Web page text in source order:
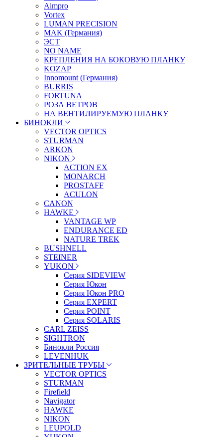
Aimpro
Vortex
LUMAN PRECISION
MAK (Германия)
ЭСТ
NO NAME
КРЕПЛЕНИЯ НА БОКОВУЮ ПЛАНКУ
KOZAP
Innomount (Германия)
BURRIS
FORTUNA
РОЗА ВЕТРОВ
НА ВЕНТИЛИРУЕМУЮ ПЛАНКУ
БИНОКЛИ
VECTOR OPTICS
STURMAN
ARKON
NIKON
ACTION EX
MONARCH
PROSTAFF
ACULON
CANON
HAWKE
VANTAGE WP
ENDURANCE ED
NATURE TREK
BUSHNELL
STEINER
YUKON
Серия SIDEVIEW
Серия Юкон
Серия Юкон PRO
Серия EXPERT
Серия POINT
Серия SOLARIS
CARL ZEISS
SIGHTRON
Бинокли Россия
LEVENHUK
ЗРИТЕЛЬНЫЕ ТРУБЫ
VECTOR OPTICS
STURMAN
Firefield
Navigator
HAWKE
NIKON
LEUPOLD